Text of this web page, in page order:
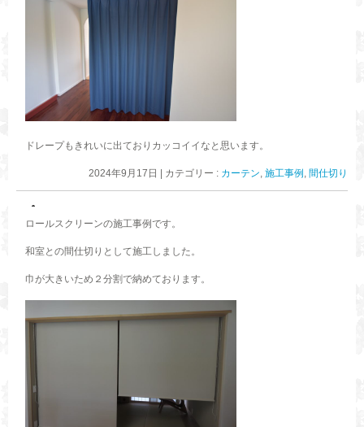
ドレープもきれいに出ておりカッコイイなと思います。
2024年9月17日 | カテゴリー : カーテン 施工事例 間仕切り
ロールスクリーンの施工事例です。
和室との間仕切りとして施工しました。
巾が大きいため２分割で納めております。